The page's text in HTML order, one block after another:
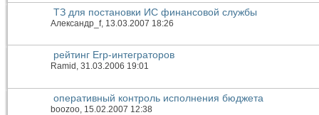
ТЗ для постановки ИС финансовой службы
Александр_f, 13.03.2007 18:26
рейтинг Erp-интеграторов
Ramid , 31.03.2006 19:01
оперативный контроль исполнения бюджета
boozoo , 15.02.2007 12:38